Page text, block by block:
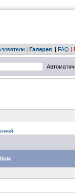
| Галерея | FAQ |